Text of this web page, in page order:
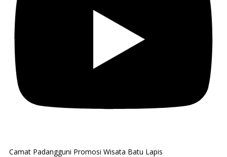
Camat Padangguni Promosi Wisata Batu Lapis